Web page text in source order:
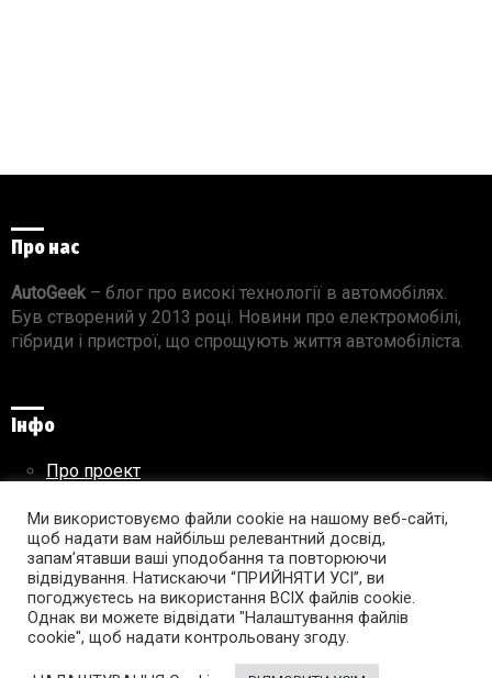
Про нас
AutoGeek – блог про високі технології в автомобілях.
Був створений у 2013 році. Новини про електромобілі,
гібриди і пристрої, що спрощують життя автомобіліста.
Інфо
Про проект
Правила використання матеріалів
Підпишись на AutoGeek!
facebooktwitter instagramyoutube tumblr linkedin
Ми використовуємо файли cookie на нашому веб-сайті,
щоб надати вам найбільш релевантний досвід,
запам’ятавши ваші уподобання та повторюючи
відвідування. Натискаючи “ПРИЙНЯТИ УСІ”, ви
погоджуєтесь на використання ВСІХ файлів cookie.
Однак ви можете відвідати "Налаштування файлів
cookie", щоб надати контрольовану згоду.